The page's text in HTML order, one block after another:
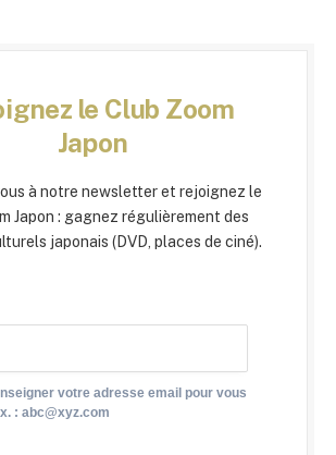
le Club Zoom
Japon
à notre newsletter et rejoignez le
Japon : gagnez régulièrement des
japonais (DVD, places de ciné).
votre adresse email pour vous
: abc@xyz.com